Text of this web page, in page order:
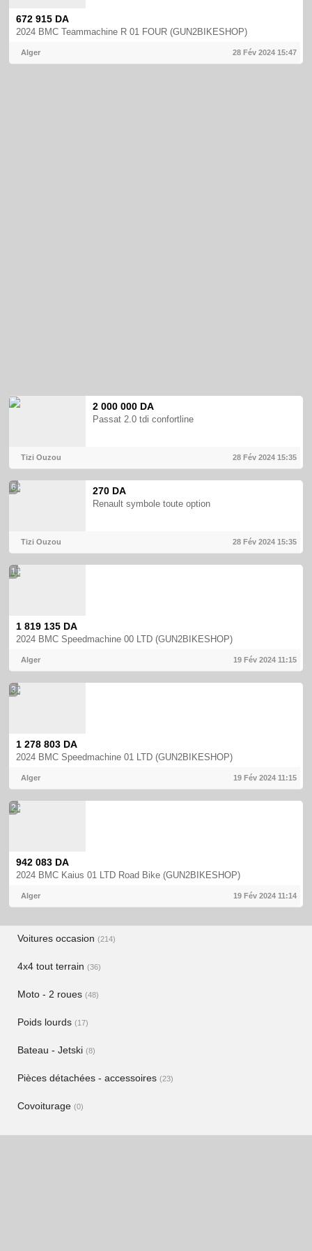
672 915 DA
2024 BMC Teammachine R 01 FOUR (GUN2BIKESHOP)
Alger 28 Fév 202415:47
2 000 000 DA
Passat 2.0 tdi confortline
Tizi Ouzou 28 Fév 202415:35
6 270 DA
Renault symbole toute option
Tizi Ouzou 28 Fév 202415:35
1
1 819 135 DA
2024 BMC Speedmachine 00 LTD (GUN2BIKESHOP)
Alger 19 Fév 202411:15
3
1 278 803 DA
2024 BMC Speedmachine 01 LTD (GUN2BIKESHOP)
Alger 19 Fév 202411:15
2
942 083 DA
2024 BMC Kaius 01 LTD Road Bike (GUN2BIKESHOP)
Alger 19 Fév 202411:14
Voitures occasion (214)
4x4 tout terrain (36)
Moto - 2 roues (48)
Poids lourds (17)
Bateau - Jetski (8)
Pièces détachées - accessoires (23)
Covoiturage (0)